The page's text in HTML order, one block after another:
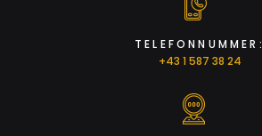
TELEFONNUMMER:
+43 1 587 38 24